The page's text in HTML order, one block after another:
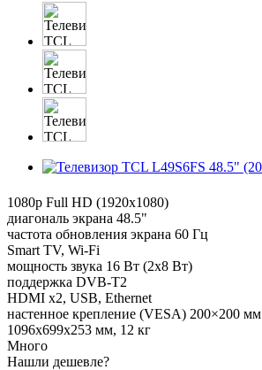
1080p Full HD (1920x1080)
диагональ экрана 48.5"
частота обновления экрана 60 Гц
Smart TV, Wi-Fi
мощность звука 16 Вт (2х8 Вт)
поддержка DVB-T2
HDMI x2, USB, Ethernet
настенное крепление (VESA) 200×200 мм
1096x699x253 мм, 12 кг
Много
Нашли дешевле?